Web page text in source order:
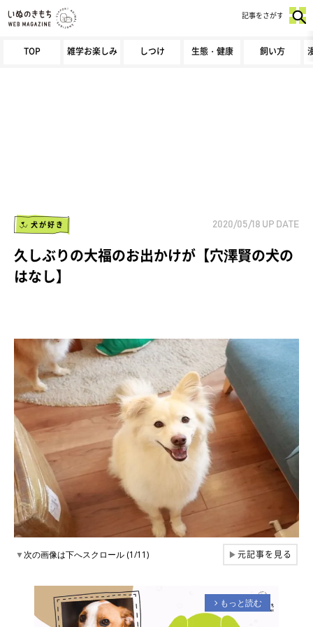
TOP 雑学お楽しみ しつけ 生態・健康 飼い方
記事をさがす
犬が好き 2020/05/18 UP DATE
久しぶりの大福のお出かけが【穴澤賢の犬の
はなし】
▼次の画像は下へスクロール (1/11) ▶元記事を見る
arrow_forward_ios もっと読む